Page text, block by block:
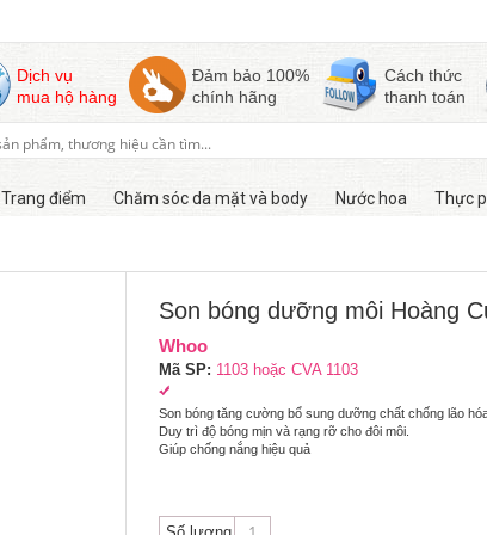
Dịch vụ
mua hộ hàng
Đảm bảo 100%
chính hãng
Cách thức
thanh toán
Trang điểm Chăm sóc da mặt và body Nước hoa Thực
Còn hàng
Son bóng dưỡng môi Hoàng
Whoo
Mã SP: 1103 hoặc CVA 1103
Son bóng tăng cường bổ sung dưỡng chất chống lão
Duy trì độ bóng mịn và rạng rỡ cho đôi môi.
Giúp chống nắng hiệu quả